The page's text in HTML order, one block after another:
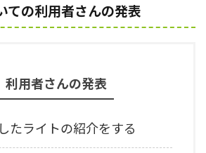
ての利用者さんの発表
利用者さんの発表
たライトの紹介をする